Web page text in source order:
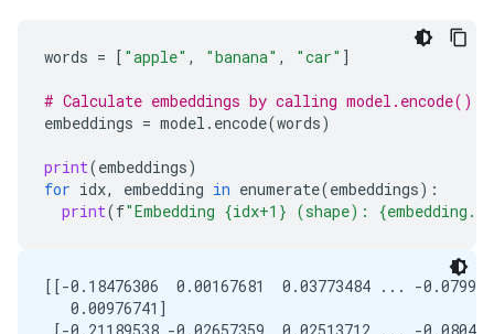
words = [ "apple" , "banana" , "car" ]
# Calculate embeddings by calling model.encode()
embeddings = model . encode(words)
print(embeddings)
for idx, embedding in enumerate(embeddings):
print(f"Embedding {idx+1} (shape):
[[-0.18476306  0.00167681  0.03773484 ... -
   0.00976741]